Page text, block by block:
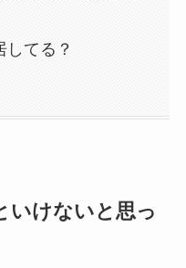
してる？
いけないと思っ